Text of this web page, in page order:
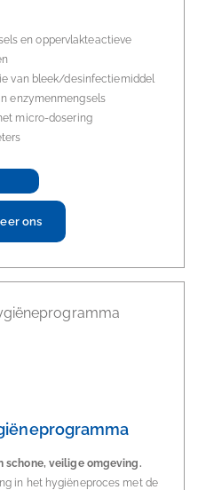
en oppervlakteactieve
van bleek/desinfectiemiddel
enzymenmengsels
micro-dosering
ons
schone, veilige omgeving.
in het hygiëneproces met de